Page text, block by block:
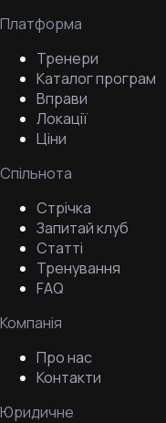
Платформа
Тренери
Каталог програм
Вправи
Локації
Ціни
Спільнота
Стрічка
Запитай клуб
Статті
Тренування
FAQ
Компанія
Про нас
Контакти
Юридичне